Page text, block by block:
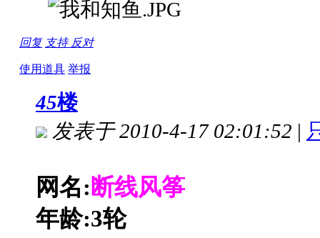
回复 支持 反对
使用道具 举报
45楼
发表于 2010-4-17 02:01:52 |
网名: 断线风筝
年龄:3轮